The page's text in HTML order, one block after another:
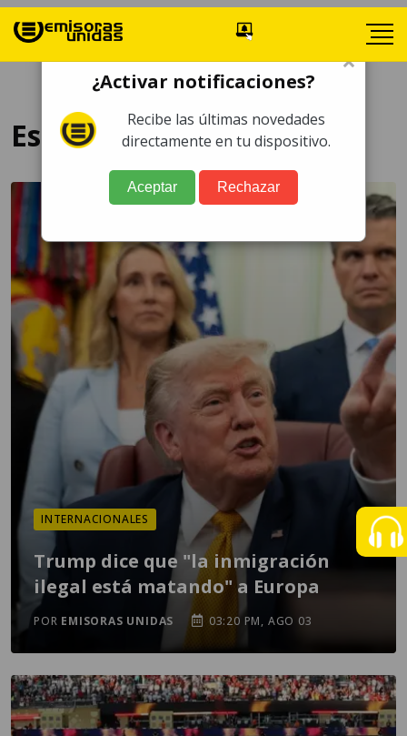
España
INTERNACIONALES
Trump dice que "la inmigración
ilegal está matando" a Europa
POR EMISORAS UNIDAS 03:20 PM, AGO 03
×
¿Activar notificaciones?
Recibe las últimas novedades
directamente en tu dispositivo.
Aceptar Rechazar